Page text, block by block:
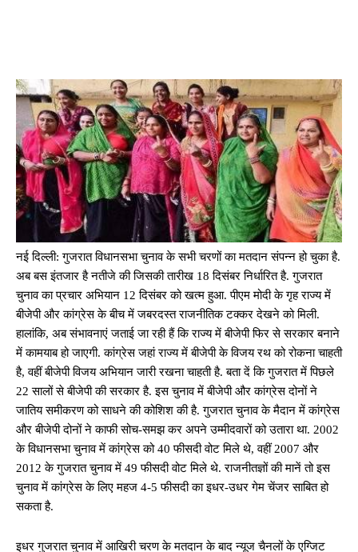
नई दिल्ली: गुजरात विधानसभा चुनाव के सभी चरणों का मतदान संपन्न हो चुका है.
अब बस इंतजार है नतीजे की जिसकी तारीख 18 दिसंबर निर्धारित है. गुजरात
चुनाव का प्रचार अभियान 12 दिसंबर को खत्म हुआ. पीएम मोदी के गृह राज्य में
बीजेपी और कांग्रेस के बीच में जबरदस्त राजनीतिक टक्कर देखने को मिली.
हालांकि, अब संभावनाएं जताई जा रही हैं कि राज्य में बीजेपी फिर से सरकार बनाने
में कामयाब हो जाएगी. कांग्रेस जहां राज्य में बीजेपी के विजय रथ को रोकना चाहती
है, वहीं बीजेपी विजय अभियान जारी रखना चाहती है. बता दें कि गुजरात में पिछले
22 सालों से बीजेपी की सरकार है. इस चुनाव में बीजेपी और कांग्रेस दोनों ने
जातिय समीकरण को साधने की कोशिश की है. गुजरात चुनाव के मैदान में कांग्रेस
और बीजेपी दोनों ने काफी सोच-समझ कर अपने उम्मीदवारों को उतारा था. 2002
के विधानसभा चुनाव में कांग्रेस को 40 फीसदी वोट मिले थे, वहीं 2007 और
2012 के गुजरात चुनाव में 49 फीसदी वोट मिले थे. राजनीतज्ञों की मानें तो इस
चुनाव में कांग्रेस के लिए महज 4-5 फीसदी का इधर-उधर गेम चेंजर साबित हो
सकता है.
इधर गुजरात चुनाव में आखिरी चरण के मतदान के बाद न्यूज चैनलों के एग्जिट